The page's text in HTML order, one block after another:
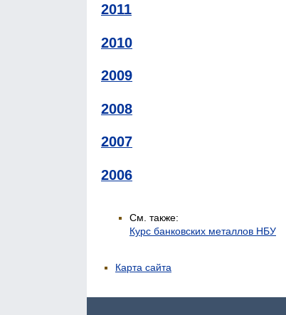
2011
2010
2009
2008
2007
2006
См. также:
Курс банковских металлов НБУ
Карта сайта